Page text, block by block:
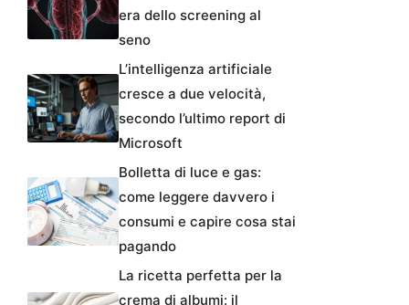
era dello screening al
seno
L’intelligenza artificiale
cresce a due velocità,
secondo l’ultimo report di
Microsoft
Bolletta di luce e gas:
come leggere davvero i
consumi e capire cosa stai
pagando
La ricetta perfetta per la
crema di albumi: il